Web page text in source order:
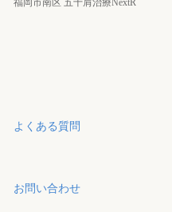
よくある質問
お問い合わせ